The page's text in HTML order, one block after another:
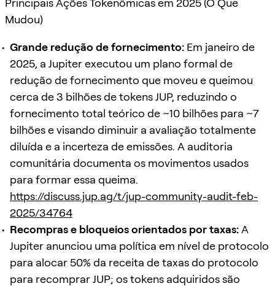
Principais Ações Tokenômicas em 2025 (O Que
Mudou)
Grande redução de fornecimento: Em janeiro de
2025, a Jupiter executou um plano formal de
redução de fornecimento que moveu e queimou
cerca de 3 bilhões de tokens JUP, reduzindo o
fornecimento total teórico de ~10 bilhões para ~7
bilhões e visando diminuir a avaliação totalmente
diluída e a incerteza de emissões. A auditoria
comunitária documenta os movimentos usados
para formar essa queima.
https://discuss.jup.ag/t/jup-community-audit-feb-
2025/34764
Recompras e bloqueios orientados por taxas:A
Jupiter anunciou uma política em nível de protocolo
para alocar 50% da receita de taxas do protocolo
para recomprar JUP; os tokens adquiridos são